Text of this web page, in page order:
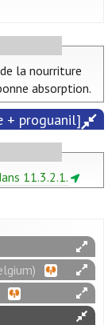
la nourriture
absorption.
+ proguanil]
11.3.2.1.